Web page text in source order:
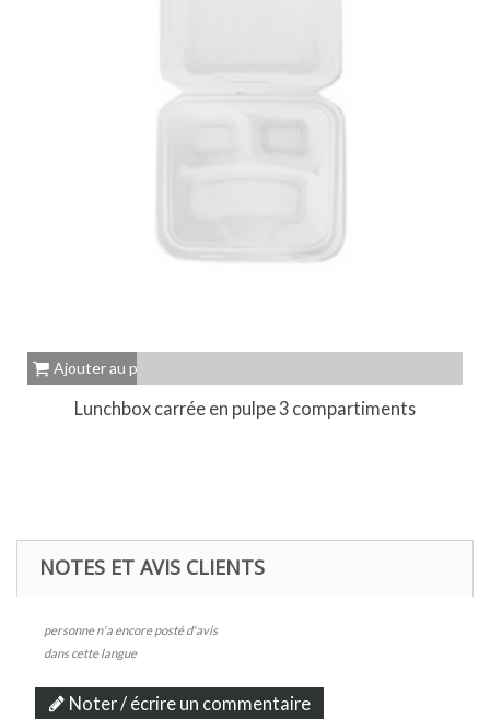
Ajouter au panier
Lunchbox carrée en pulpe 3 compartiments
NOTES ET AVIS CLIENTS
personne n'a encore posté d'avis
dans cette langue
Noter / écrire un commentaire